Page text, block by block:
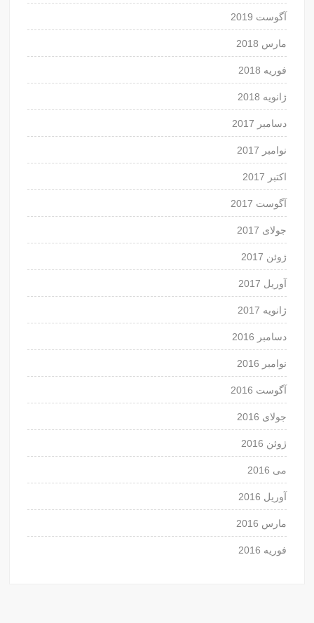
آگوست 2019
مارس 2018
فوریه 2018
ژانویه 2018
دسامبر 2017
نوامبر 2017
اکتبر 2017
آگوست 2017
جولای 2017
ژوئن 2017
آوریل 2017
ژانویه 2017
دسامبر 2016
نوامبر 2016
آگوست 2016
جولای 2016
ژوئن 2016
می 2016
آوریل 2016
مارس 2016
فوریه 2016